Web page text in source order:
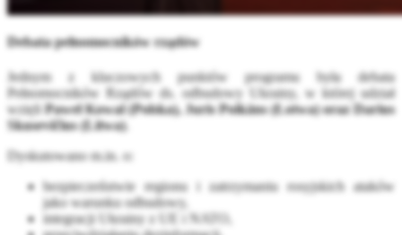
Debata pełnomocników rządów
Jednym z kluczowych punktów programu była debata
Pełnomocników Rządów ds. odbudowy Ukrainy, w której udział
wzięliPaweł Kowal (Polska), Juris Poikāns (Łotwa) oraz Darius
Skusevičius (Litwa).
Dyskutowano m.in. o:
bezpieczeństwie regionu i zatrzymaniu rosyjskich ataków
jako warunku odbudowy,
integracji Ukrainy z UE i NATO,